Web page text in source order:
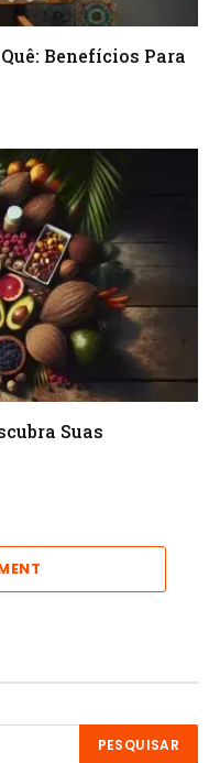
Benefícios Para
Suas